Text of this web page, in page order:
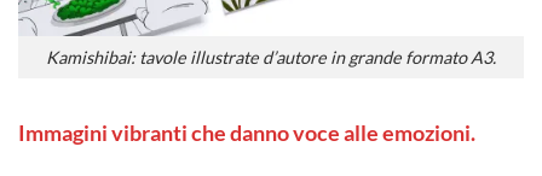
Kamishibai: tavole illustrate d’autore in grande formato A3.
Immagini vibranti che danno voce alle emozioni.